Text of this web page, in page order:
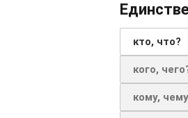
кто, что?
кого,
кому,